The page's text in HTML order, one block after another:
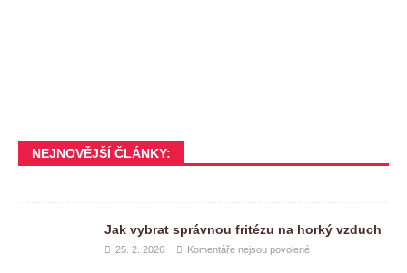
NEJNOVĚJŠÍ ČLÁNKY:
Jak vybrat správnou fritézu na horký vzduch
25. 2. 2026 Komentáře nejsou povolené